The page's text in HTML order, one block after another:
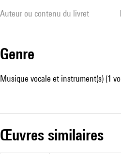
Auteur ou contenu du livret
genre
Musique vocale et instrument(s) (1
œuvres similaires